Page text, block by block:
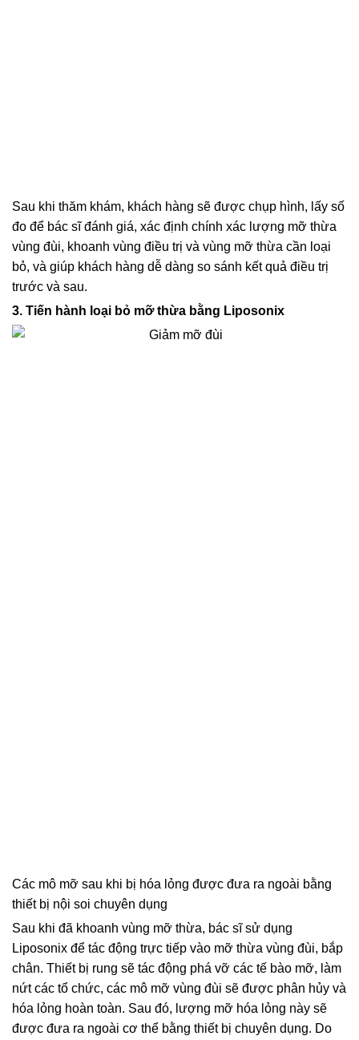
Sau khi thăm khám, khách hàng sẽ được chụp hình, lấy số
đo để bác sĩ đánh giá, xác định chính xác lượng mỡ thừa
vùng đùi, khoanh vùng điều trị và vùng mỡ thừa cần loại
bỏ, và giúp khách hàng dễ dàng so sánh kết quả điều trị
trước và sau.
3. Tiến hành loại bỏ mỡ thừa bằng Liposonix
Các mô mỡ sau khi bị hóa lỏng được đưa ra ngoài bằng
thiết bị nội soi chuyên dụng
Sau khi đã khoanh vùng mỡ thừa, bác sĩ sử dụng
Liposonix để tác động trực tiếp vào mỡ thừa vùng đùi, bắp
chân. Thiết bị rung sẽ tác động phá vỡ các tế bào mỡ, làm
nứt các tổ chức, các mô mỡ vùng đùi sẽ được phân hủy và
hóa lỏng hoàn toàn. Sau đó, lượng mỡ hóa lỏng này sẽ
được đưa ra ngoài cơ thể bằng thiết bị chuyên dụng. Do